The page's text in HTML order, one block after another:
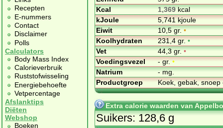
Recepten
E-nummers
Contact
Disclaimer
Polls
Calculators
Body Mass Index
Calorieverbruik
Ruststofwisseling
Energiebehoefte
Vetpercentage
Afslanktips
Diëten
Webshop
Boeken
Kcal
1,369kcal
kJoule
5,741 kjoule
Eiwit
10,5 gr.•
Koolhydraten
231,4 gr.•
Vet
44,3 gr.•
Voedingsvezel
- gr.•
Natrium
- mg.
Productgroep
Koek, gebak,
Extra calorie waarden van
Suikers: 128,6 g